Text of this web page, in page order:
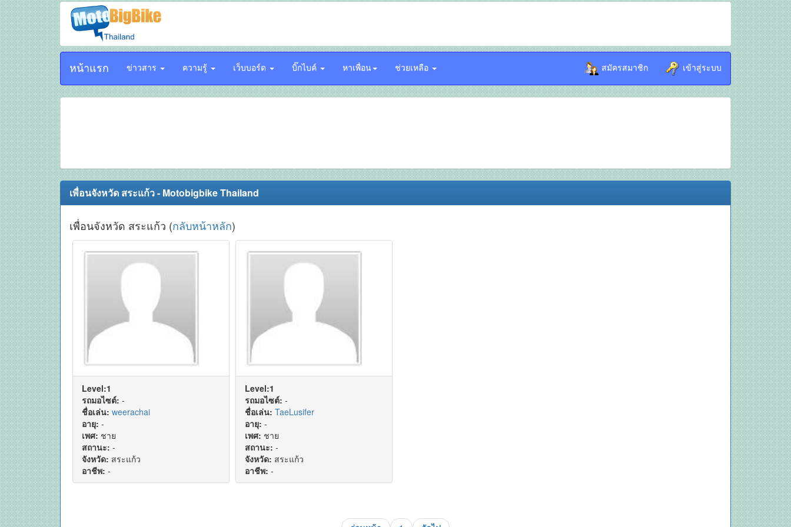
หน้าแรก ข่าวสาร ความรู้ เว็บบอร์ด บิ๊กไบค์ หาเพื่อน ช่วยเหลือ สมัครสมาชิก เข้าสู่ระบบ
เพื่อนจังหวัด สระแก้ว - Motobigbike Thailand
เพื่อนจังหวัด สระแก้ว (กลับหน้าหลัก)
Level:1
รถมอไซต์: -
ชื่อเล่น: weerachai
อายุ: -
เพศ: ชาย
สถานะ: -
จังหวัด: สระแก้ว
อาชีพ: -
Level:1
รถมอไซต์: -
ชื่อเล่น: TaeLusifer
อายุ: -
เพศ: ชาย
สถานะ: -
จังหวัด: สระแก้ว
อาชีพ: -